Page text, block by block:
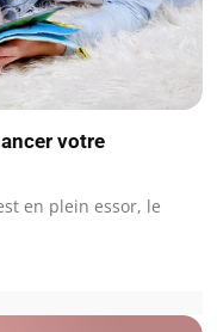
votre
en plein essor, le